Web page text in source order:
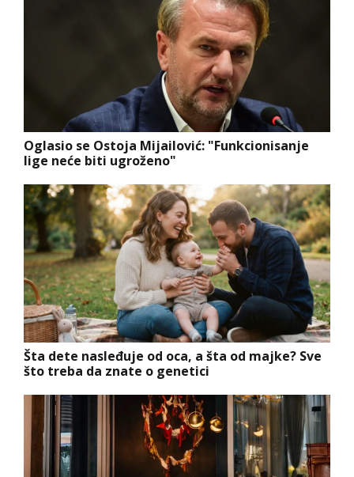
Oglasio se Ostoja Mijailović: "Funkcionisanje
lige neće biti ugroženo"
Šta dete nasleđuje od oca, a šta od majke? Sve
što treba da znate o genetici